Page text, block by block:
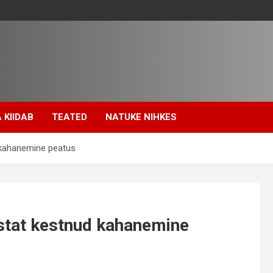
KIIDAB TEATED NATUKE NIHKES
peatus
kestnud kahanemine